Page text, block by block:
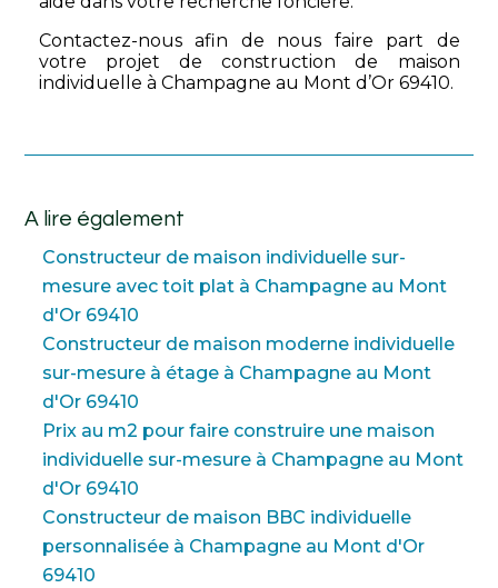
Contactez-nous afin de nous faire part de
votre projet de construction de maison
individuelle à Champagne au Mont d’Or 69410.
A lire également
Constructeur de maison individuelle sur-
mesure avec toit plat à Champagne au Mont
d'Or 69410
Constructeur de maison moderne individuelle
sur-mesure à étage à Champagne au Mont
d'Or 69410
Prix au m2 pour faire construire une maison
individuelle sur-mesure à Champagne au Mont
d'Or 69410
Constructeur de maison BBC individuelle
personnalisée à Champagne au Mont d'Or
69410